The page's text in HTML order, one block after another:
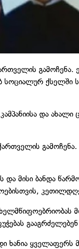
გამოჩენა.
სოციალურ
და
და მისი ბანდა
ხანია ყველაფერს